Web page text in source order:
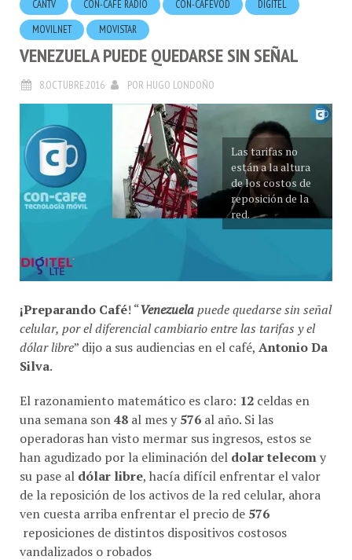
MOVILNET
MOVISTAR
VENEZUELA PUEDE QUEDARSE SIN SEÑAL
HUGO LONDOÑO
Las tarifas no
están a la altura
de los costos de
reposición de la
red.
celular, por el diferencial cambiario entre las tarifas y el
dólar libre” dijo a sus audiencias en el café, Antonio Da
Silva.
una semana son 48al mes y576 al año. Si las
operadoras han visto mermar sus ingresos, estos se
han agudizado por la eliminación deldolar telecom
su pase aldólar libre, hacía difícil enfrentar el valor
de la reposición de los activos de la red celular, ahora
ven cuesta arriba enfrentar el precio de576
reposiciones de distintos dispositivos costosos
vandalizados o robados